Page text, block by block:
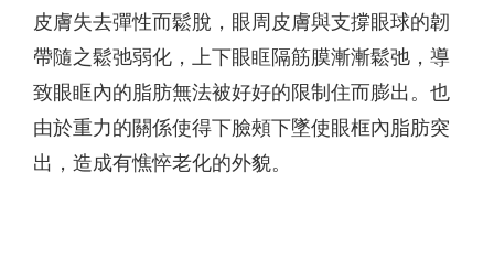
皮膚失去彈性而鬆脫，眼周皮膚與支撐眼球的韌
帶隨之鬆弛弱化，上下眼眶隔筋膜漸漸鬆弛，導
致眼眶內的脂肪無法被好好的限制住而膨出。也
由於重力的關係使得下臉頰下墜使眼框內脂肪突
出，造成有憔悴老化的外貌。